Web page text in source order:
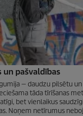
un pašvaldības
— daudzu pilsētu
tāda tīrīšanas
bet vienlaikus
Noņem netīrumus